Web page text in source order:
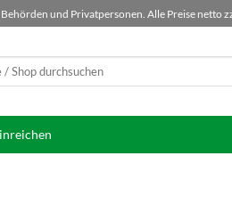
und Privatpersonen. Alle Preise netto